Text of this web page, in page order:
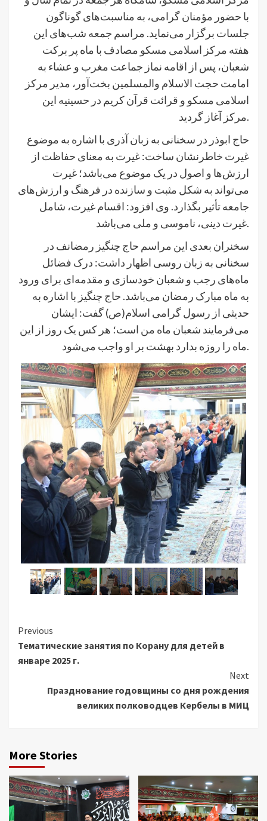
با حضور مؤمنان گرامی، به مناسبت‌های گوناگون
جلسات برگزار می‌نماید. مراسم جمعه شب‌های این
هفته مرکز اسلامی مسکو مصادف با ماه پر برکت
شعبان، پس از اقامه نماز جماعت مغرب و عشاء به
امامت حجت الاسلام والمسلمین بخت‌آور، مدیر مرکز
اسلامی مسکو و قرائت قرآن کریم در حسینیه این
مرکز آغاز گردید.
حاج ابوذر در سخنانی به زبان آذری با اشاره به موضوع
غیرت خاطرنشان ساخت: غیرت به معنای حفاظت از
ارزش‌ها و اصول در یک موضوع می‌باشد؛ غیرت
می‌تواند به شکل مثبت و سازنده در فرهنگ و ارزش‌های
جامعه تأثیر بگذارد. وی افزود: اقسام غیرت، شامل
غیرت دینی، ناموسی و ملی می‌باشد.
سخنران بعدی این مراسم حاج چنگیز رمضانف در
سخنانی به زبان روسی اظهار داشت: درک فضائل
ماه‌های رجب و شعبان خودسازی و مقدمه‌ای برای ورود
به ماه مبارک رمضان می‌باشد. حاج چنگیز با اشاره به
حدیثی از رسول گرامی اسلام(ص) گفت: ایشان
می‌فرمایند شعبان ماه من است؛ هر کس یک روز از این
ماه را روزه بدارد بهشت بر او واجب می‌شود.
Continue
Reading
Previous
Тематические занятия по Корану для детей в
январе 2025 г.
Next
Празднование годовщины со дня рождения
великих полководцев Кербелы в МИЦ
More Stories